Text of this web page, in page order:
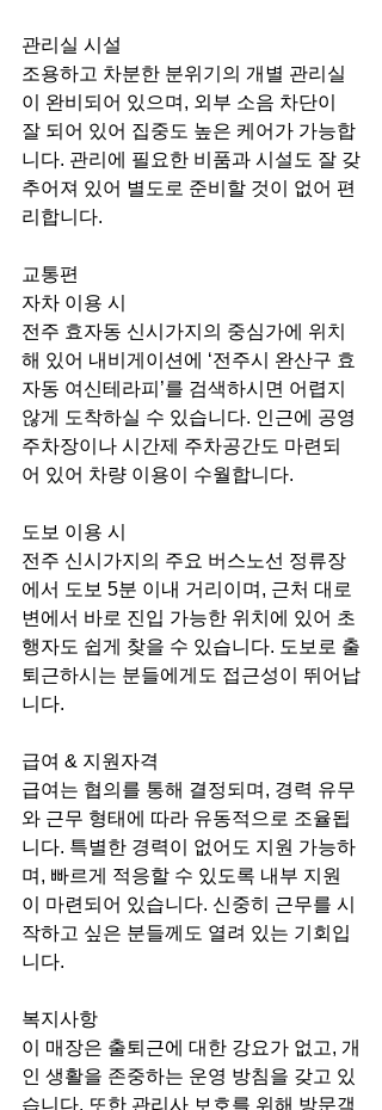
관리실 시설
조용하고 차분한 분위기의 개별 관리실
이 완비되어 있으며, 외부 소음 차단이
잘 되어 있어 집중도 높은 케어가 가능합
니다. 관리에 필요한 비품과 시설도 잘 갖
추어져 있어 별도로 준비할 것이 없어 편
리합니다.
교통편
자차 이용 시
전주 효자동 신시가지의 중심가에 위치
해 있어 내비게이션에 ‘전주시 완산구 효
자동 여신테라피’를 검색하시면 어렵지
않게 도착하실 수 있습니다. 인근에 공영
주차장이나 시간제 주차공간도 마련되
어 있어 차량 이용이 수월합니다.
도보 이용 시
전주 신시가지의 주요 버스노선 정류장
에서 도보 5분 이내 거리이며, 근처 대로
변에서 바로 진입 가능한 위치에 있어 초
행자도 쉽게 찾을 수 있습니다. 도보로 출
퇴근하시는 분들에게도 접근성이 뛰어납
니다.
급여 & 지원자격
급여는 협의를 통해 결정되며, 경력 유무
와 근무 형태에 따라 유동적으로 조율됩
니다. 특별한 경력이 없어도 지원 가능하
며, 빠르게 적응할 수 있도록 내부 지원
이 마련되어 있습니다. 신중히 근무를 시
작하고 싶은 분들께도 열려 있는 기회입
니다.
복지사항
이 매장은 출퇴근에 대한 강요가 없고, 개
인 생활을 존중하는 운영 방침을 갖고 있
습니다. 또한 관리사 보호를 위해 방문객